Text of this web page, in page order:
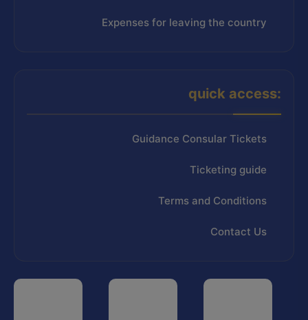
Expenses for leaving the country
quick access:
Guidance Consular Tickets
Ticketing guide
Terms and Conditions
Contact Us